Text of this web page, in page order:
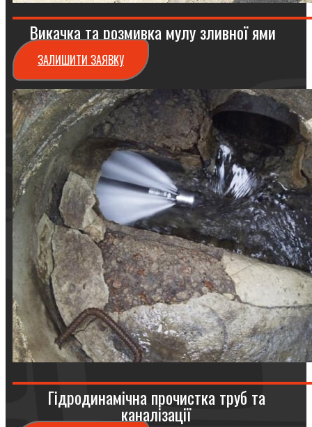
Викачка та розмивка мулу зливної ями
ЗАЛИШИТИ ЗАЯВКУ
Гідродинамічна прочистка труб та
каналізації